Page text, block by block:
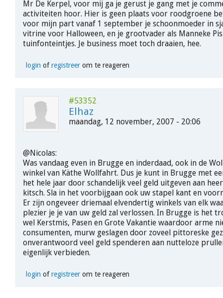
Mr De Kerpel, voor mij ga je gerust je gang met je
activiteiten hoor. Hier is geen plaats voor roodgroene
voor mijn part vanaf 1 september je schoonmoeder in
vitrine voor Halloween, en je grootvader als Manneke
tuinfonteintjes. Je business moet toch draaien, hee.
login ofregistreerom te reageren
#53352
Elhaz
maandag, 12 november, 2007 - 20:06
@Nicolas:
Was vandaag even in Brugge en inderdaad, ook in de
winkel van Käthe Wollfahrt. Dus je kunt in Brugge met
het hele jaar door schandelijk veel geld uitgeven aan
kitsch. Sla in het voorbijgaan ook uw stapel kant en
Er zijn ongeveer driemaal elvendertig winkels van elk
plezier je je van uw geld zal verlossen. In Brugge is het
wel Kerstmis, Pasen en Grote Vakantie waardoor arme
consumenten, murw geslagen door zoveel pittoreske
onverantwoord veel geld spenderen aan nutteloze
eigenlijk verbieden.
login ofregistreerom te reageren